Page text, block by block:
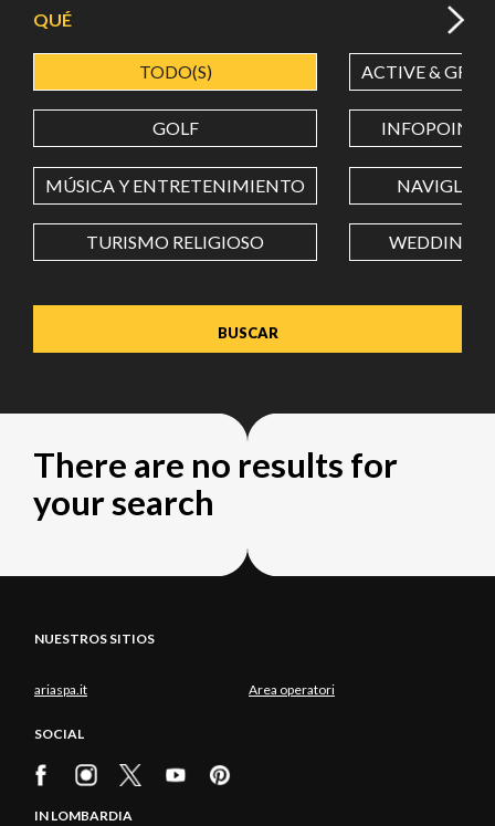
LONGITUD
Value in decimal degrees. Use dot (.) as decimal separator.
QUÉ
TODO(S) ACTIVE &
GOLF INFOPOINT
MÚSICA Y ENTRETENIMIENTO NAVIGLI
TURISMO RELIGIOSO WEDDING
There are no results for
your search
NUESTROS SITIOS
ariaspa.it Area operatori
SOCIAL
IN LOMBARDIA